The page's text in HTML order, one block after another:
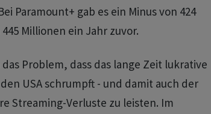
Paramount+ gab es ein Minus von 424
Millionen ein Jahr zuvor.
Problem, dass das lange Zeit lukrative
USA schrumpft - und damit auch der
Streaming-Verluste zu leisten. Im